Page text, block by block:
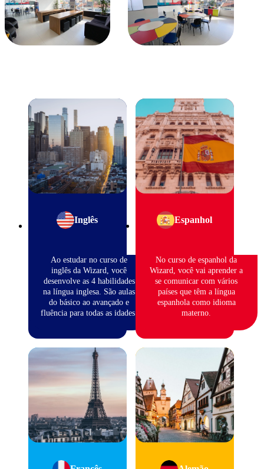
Inglês
Ao estudar no curso de
inglês da Wizard, você
desenvolve as 4 habilidades
na língua inglesa. São aulas
do básico ao avançado e
fluência para todas as idades.
Espanhol
No curso de espanhol da
Wizard, você vai aprender a
se comunicar com vários
países que têm a língua
espanhola como idioma
materno.